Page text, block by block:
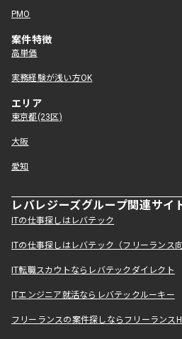
PMO
案件特徴
高単価
実務経験が浅い方OK
エリア
東京都(23区)
大阪
愛知
レバレジーズグループ関連サイ
ITの仕事探しはレバテック
ITの仕事探しはレバテック（フリーランス
IT転職スカウトならレバテックダイレクト
ITエンジニア就活ならレバテックルーキー
フリーランスの案件探しならフリーランス